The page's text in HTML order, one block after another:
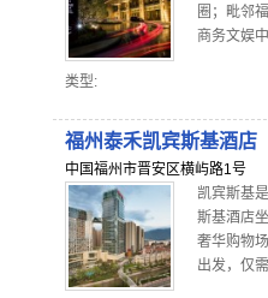
圈；毗邻
商务文娱
类型:
福州泰禾凯宾斯基酒店
中国福州市晋安区横屿路1号
凯宾斯基
斯基酒店
奢华购物
出发，仅